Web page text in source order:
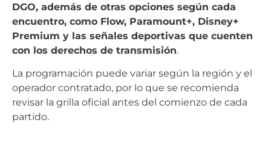
DGO, además de otras opciones según cada
encuentro, como Flow, Paramount+, Disney+
Premium y las señales deportivas que cuenten
con los derechos de transmisión.
La programación puede variar según la región y el
operador contratado, por lo que se recomienda
revisar la grilla oficial antes del comienzo de cada
partido.